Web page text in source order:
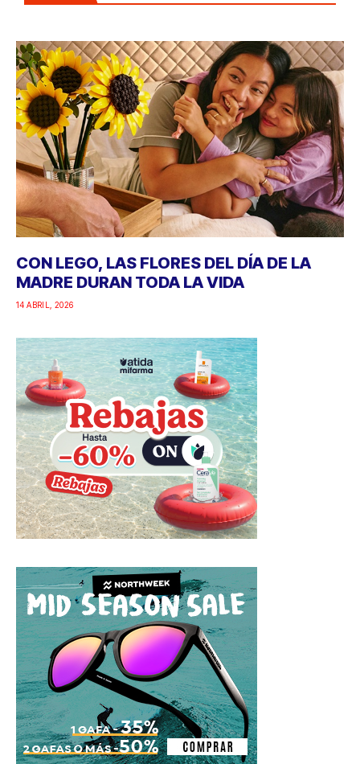
CON LEGO, LAS FLORES DEL DÍA DE LA
MADRE DURAN TODA LA VIDA
14 ABRIL, 2026